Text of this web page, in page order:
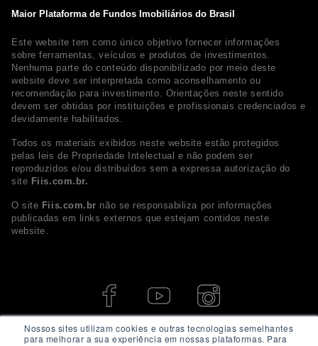
Nossos sites utilizam cookies e outras tecnologias semelhantes
para melhorar a sua experiência em nossas plataformas. Para
Maior Plataforma de Fundos Imobiliários do Brasil
Este website tem como único objetivo fornecer informações
sobre ferramentas, veículos e produtos de investimentos.
Nenhuma parte do conteúdo disponibilizado por meio deste
website deve ser interpretada como aconselhamento ou
recomendação para investimento. Orientações neste sentido
devem ser obtidas por instituições e profissionais credenciados e
devidamente habilitados.
Todos os materiais exibidos neste website estão protegidos
pelas leis de Propriedade Intelectual e não podem ser
reproduzidos e/ou distribuídos sem a expressa autorização do
site Fiis.com.br.
O site Fiis.com.br não se responsabiliza por informações
publicadas em links externos que estejam contidos neste
website.